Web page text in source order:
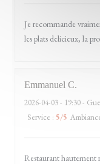
Je recommande
les plats delicieux, la
Emmanuel C
2026-04-03- 19:30 -
Service : 5/5
Restaurant